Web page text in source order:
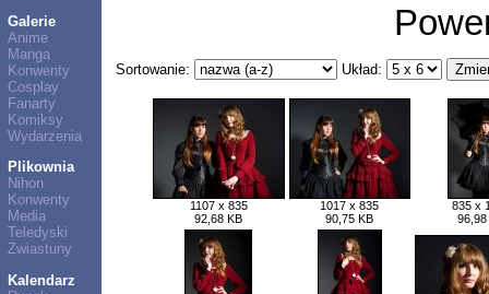
Galerie
Anime
Manga
Konwenty
Cosplay
Fanarty
Komiksy
Wydarzenia
Plikownia
Nihon
Konwenty
Media
Teledyski
Zwiastuny
Kalendarz
Sortowanie: Układ:
1107 x 835
92,68 KB
1017 x 835
90,75 KB
835 x
96,98